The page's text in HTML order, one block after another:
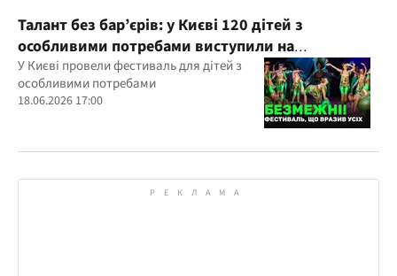
Талант без бар’єрів: у Києві 120 дітей з
особливими потребами виступили на
всеукраїнському фестивалі
У Києві провели фестиваль для дітей з
особливими потребами
18.06.2026 17:00